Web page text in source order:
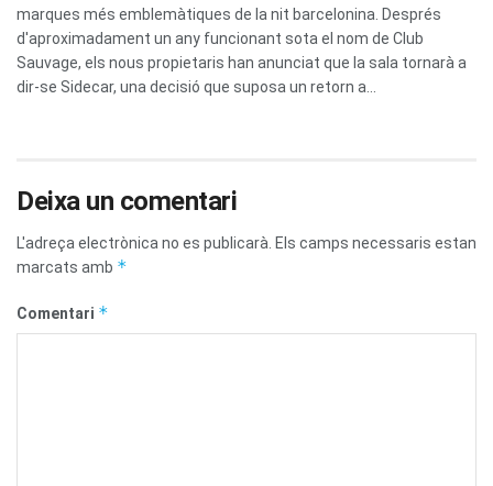
marques més emblemàtiques de la nit barcelonina. Després
d'aproximadament un any funcionant sota el nom de Club
Sauvage, els nous propietaris han anunciat que la sala tornarà a
dir-se Sidecar, una decisió que suposa un retorn a...
Deixa un comentari
L'adreça electrònica no es publicarà. Els camps necessaris estan
marcats amb *
Comentari *